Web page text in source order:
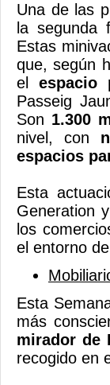
Una de las
la segunda
Estas
que, según
el espacio
Passeig
Son 1.300
nivel, con
espacios
Esta
Generation
los
el entorno
Esta
más
mirador de
recogido en